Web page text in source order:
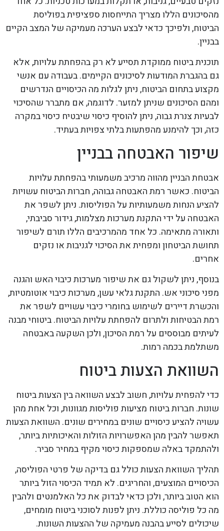
מהסיכונים הללו מצריך התייחסות ספציפית בפוליסת
הביטוח, ולפיכך כדאי לבצע הערכה מעמיקה של המצב הקיים
בבניין.
תוכנית ביטוח ממוקדת תסייע לא רק בהפחתת עלויות, אלא
גם בהגברת המודעות לסיכונים הקיימים. בעבודה עם אנשי
מקצוע בתחום הביטוח, ניתן לגלות מה הכיסויים הנדרשים
ומהם הסיכונים שניתן למזער. לדוגמה, אם מתברר שהסיכוי
לבעיות צנרת גבוה, ניתן להוסיף כיסוי שיבטיח כיסוי במקרה
כזה, וכך להימנע מהפתעות בלתי צפויות בעתיד.
שיפור האבטחה בבניין
אבטחת הבניין מהווה מרכיב משמעותי בהפחתת עלויות
הביטוח. כאשר רמת האבטחה גבוהה, חברות הביטוח עשויות
להציע הנחות משמעותיות על הפוליסות. ניתן לשפר את
האבטחה על ידי התקנת מערכות מצלמות, גידור סביבתי,
ותאורה מתאימה. כל אחד מהמרכיבים הללו תורם לשיפור
תחושת הביטחון ומפחית את הסיכוי לגניבות או נזקים
אחרים.
בנוסף, ניתן לשקול גם את שיפור מערכות כיבוי האש והגנה
מפני סיכוני אש. התקנת גלאי עשן, מערכות כיבוי אוטומטיות,
והכשרת דיירים לשימוש בחומרי כיבוי עשויים לשפר את
רמת הבטיחות ולתרום להפחתת עלויות הביטוח. ביטוחי מבנה
לעיתים מבוססים על רמת הסיכון, ולכן השקעה באבטחה
משתלמת בכמה רמות.
השוואת הצעות ביטוח
כדי להפחית עלויות, חשוב לבצע השוואה בין הצעות ביטוח
שונות. חברות ביטוח מציעות פוליסות מגוונות, וכל אחת מהן
עשויה להציע כיסויים שונים במחירים שונים. השוואת הצעות
תאפשר להבין מהן האפשרויות הזולות והאיכותיות ביותר,
ולהתמקד באלה שמספקות כיסוי מקיף במחיר סביר.
תהליך השוואת הצעות כולל גם בדיקה של פרטי הפוליסה,
הכיסויים המוצעים, והחריגים. לא תמיד הכיסוי הזול ביותר
הוא הטוב ביותר, ולכן כדאי לבדוק את כל האלמנטים ולהבין
מה כל פוליסה כוללת. ניתן לפנות לסוכני ביטוח מומחים,
שיכולים לסייע בהבנה מעמיקה של ההצעות השונות.